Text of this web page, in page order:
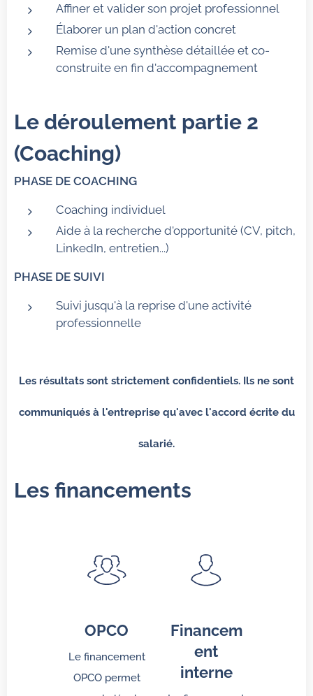
Affiner et valider son projet professionnel
Élaborer un plan d'action concret
Remise d'une synthèse détaillée et co-
construite en fin d'accompagnement
Le déroulement partie 2
(Coaching)
PHASE DE COACHING
Coaching individuel
Aide à la recherche d'opportunité (CV, pitch,
LinkedIn, entretien...)
PHASE DE SUIVI
Suivi jusqu'à la reprise d'une activité
professionnelle
Les résultats sont strictement confidentiels. Ils ne sont
communiqués à l'entreprise qu'avec l'accord écrite du
salarié.
Les financements
OPCO
Le financement
OPCO permet
Financem
ent
interne